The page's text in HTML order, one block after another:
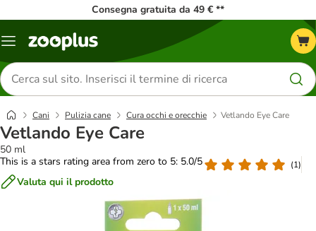
Consegna gratuita da 49 € **
Overview
Cerca
prodotti
Cani Pulizia cane Cura occhi e orecchie Vetlando Eye Care
Vetlando Eye Care
50 ml
This is a stars rating area from zero to 5: 5.0/5
(1)
Valuta qui il prodotto